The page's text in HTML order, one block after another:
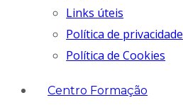
Links úteis
Política de privacidade
Política de Cookies
Centro Formação